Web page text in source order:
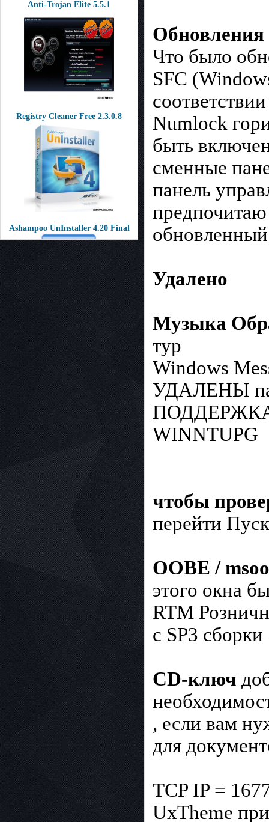
Anti-Trojan Elite 5.5.1
Registry Cleaner Free 2.3.0.8
Ashampoo UnInstaller 4.20 Final
Обновления
Что было
SFC
Numlock
быть
сменные
панель
Удалено
Музыка
тур
Windows
УДАЛЕНЫ
ПОДДЕРЖКА,
WINNTUPG
чтобы
перейти
OOBE /
этого окна
RTM
с SP3
CD-ключ
, если вам
для
TCP IP =
UxTheme